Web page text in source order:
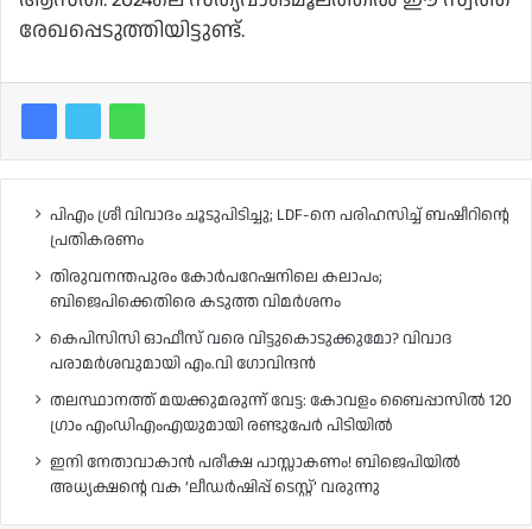
​രേ​ഖ​പ്പെ​ടു​ത്തി​യി​ട്ടു​ണ്ട്.
പിഎം ശ്രീ വിവാദം ചൂടുപിടിച്ചു; LDF-നെ പരിഹസിച്ച് ബഷീറിന്റെ
പ്രതികരണം
തിരുവനന്തപുരം കോർപറേഷനിലെ കലാപം;
ബിജെപിക്കെതിരെ കടുത്ത വിമർശനം
കെപിസിസി ഓഫീസ് വരെ വിട്ടുകൊടുക്കുമോ? വിവാദ
പരാമർശവുമായി എം.വി ഗോവിന്ദൻ
തലസ്ഥാനത്ത് മയക്കുമരുന്ന് വേട്ട: കോവളം ബൈപ്പാസിൽ 120
ഗ്രാം എംഡിഎംഎയുമായി രണ്ടുപേർ പിടിയിൽ
ഇനി നേതാവാകാൻ പരീക്ഷ പാസ്സാകണം! ബിജെപിയിൽ
അധ്യക്ഷന്റെ വക ‘ലീഡർഷിപ്പ് ടെസ്റ്റ്’ വരുന്നു